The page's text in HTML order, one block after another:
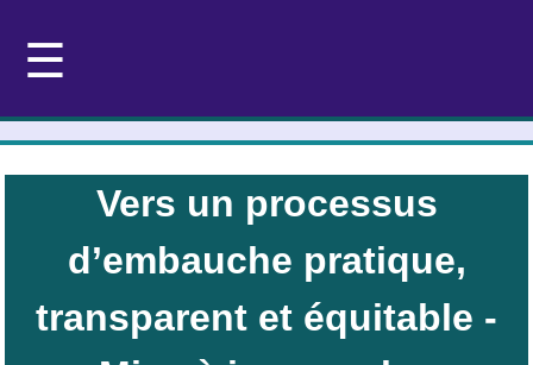
☰
Vers un processus
d’embauche pratique,
transparent et équitable -